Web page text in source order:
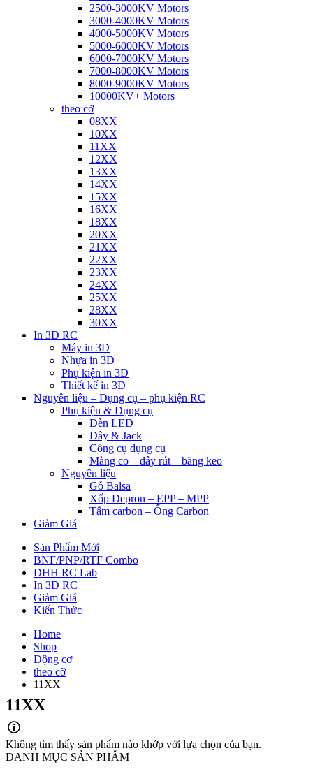
2500-3000KV Motors
3000-4000KV Motors
4000-5000KV Motors
5000-6000KV Motors
6000-7000KV Motors
7000-8000KV Motors
8000-9000KV Motors
10000KV+ Motors
theo cỡ
08XX
10XX
11XX
12XX
13XX
14XX
15XX
16XX
18XX
20XX
21XX
22XX
23XX
24XX
25XX
28XX
30XX
In 3D RC
Máy in 3D
Nhựa in 3D
Phụ kiện in 3D
Thiết kế in 3D
Nguyên liệu – Dụng cụ – phụ kiện RC
Phụ kiện & Dụng cụ
Đèn LED
Dây & Jack
Công cụ dụng cụ
Màng co – dây rút – băng keo
Nguyên liệu
Gỗ Balsa
Xốp Depron – EPP – MPP
Tấm carbon – Ống Carbon
Giảm Giá
Sản Phẩm Mới
BNF/PNP/RTF Combo
DHH RC Lab
In 3D RC
Giảm Giá
Kiến Thức
Home
Shop
Động cơ
theo cỡ
11XX
11XX
Không tìm thấy sản phẩm nào khớp với lựa chọn của bạn.
DANH MỤC SẢN PHẨM